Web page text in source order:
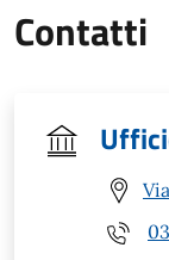
Contatti